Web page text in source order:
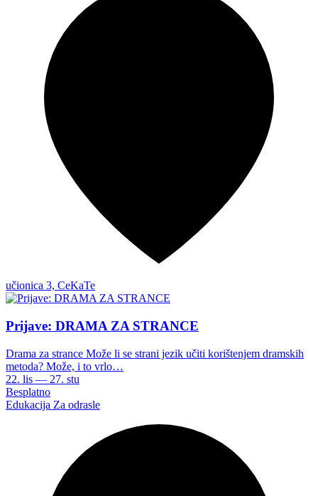
učionica 3, CeKaTe
Prijave: DRAMA ZA STRANCE
Drama za strance Može li se strani jezik učiti korištenjem dramskih
metoda? Može, i to vrlo…
22. lis — 27. stu
Besplatno
Edukacija Za odrasle